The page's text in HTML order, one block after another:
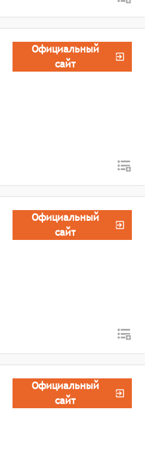
Официальный
сайт
Официальный
сайт
Официальный
сайт